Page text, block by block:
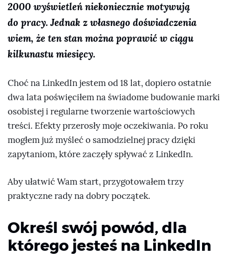
2000 wyświetleń niekoniecznie motywują
do pracy. Jednak z własnego doświadczenia
wiem, że ten stan można poprawić w ciągu
kilkunastu miesięcy.
Choć na LinkedIn jestem od 18 lat, dopiero ostatnie
dwa lata poświęciłem na świadome budowanie marki
osobistej i regularne tworzenie wartościowych
treści. Efekty przerosły moje oczekiwania. Po roku
mogłem już myśleć o samodzielnej pracy dzięki
zapytaniom, które zaczęły spływać z LinkedIn.
Aby ułatwić Wam start, przygotowałem trzy
praktyczne rady na dobry początek.
Określ swój powód, dla
którego jesteś na LinkedIn